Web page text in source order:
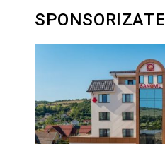
SPONSORIZATE